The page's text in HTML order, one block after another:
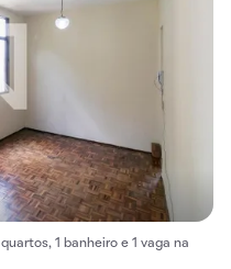
1 banheiro e 1 vaga na